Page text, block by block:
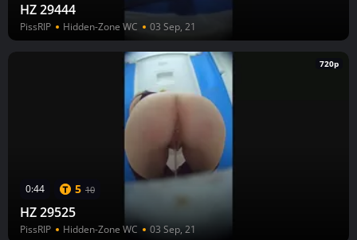
HZ 29444
PissRIP Hidden-Zone WC 03 Sep, 21
720p
0:44 5 10
HZ 29525
PissRIP Hidden-Zone WC 03 Sep, 21